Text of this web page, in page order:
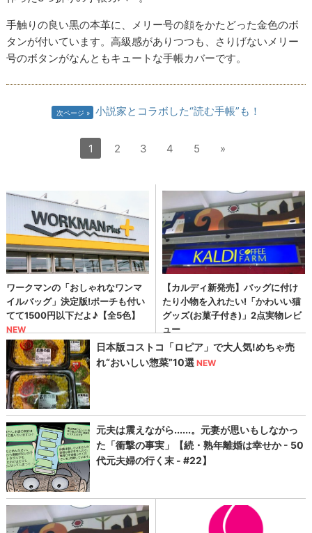
手触りの良い黒の本革に、メリー号の顔をかたどった金色のボ
タンが付いています。高級感がありつつも、さりげないメリー
号のボタンがなんともキュートな手帳カバーです。
次ページ 小説家とコラボした“読む手帳”も！
1 2 3 4 5 »